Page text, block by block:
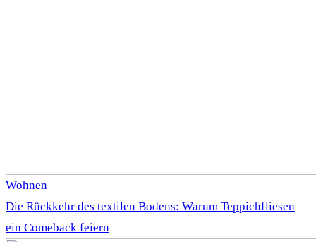
Wohnen
Die Rückkehr des textilen Bodens: Warum Teppichfliesen
ein Comeback feiern